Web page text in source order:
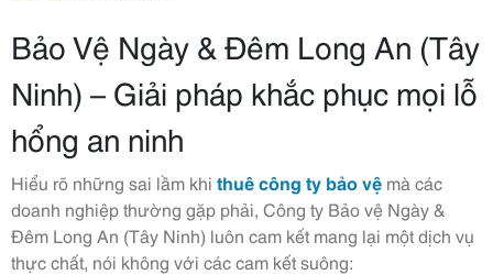
Bảo Vệ Ngày & Đêm Long An (Tây
Ninh) – Giải pháp khắc phục mọi lỗ
hổng an ninh
Hiểu rõ những sai lầm khi thuê công ty bảo vệ mà các
doanh nghiệp thường gặp phải, Công ty Bảo vệ Ngày &
Đêm Long An (Tây Ninh) luôn cam kết mang lại một dịch vụ
thực chất, nói không với các cam kết suông: